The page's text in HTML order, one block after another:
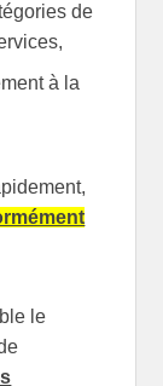
de
à la
le